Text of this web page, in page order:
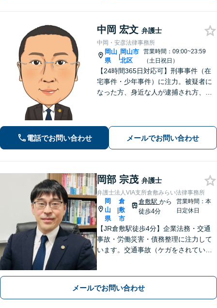
中岡 宏文 弁護士
中岡・安彦法律事務所
岡山
県
|
岡山市
北区
営業時間：09:00~23:59
（土日祝日）
【24時間365日対応可】刑事事件（在
宅事件・少年事件）に注力。被疑者に
なった方、身近な人が逮捕され方、す
電話でお問い合わせ メールでお問い合わせ
岡部 宗茂 弁護士
弁護士法人VIA支所倉敷みらい法律事務所
岡
山
県
|
倉
敷
市
倉敷駅から
徒歩4分
営業時間：本
日定休日
【JR倉敷駅徒歩4分】企業法務・交通
事故・労働災害・債務整理に注力して
います。交通事故（ケガをされている
無料です。
メールでお問い合わせ